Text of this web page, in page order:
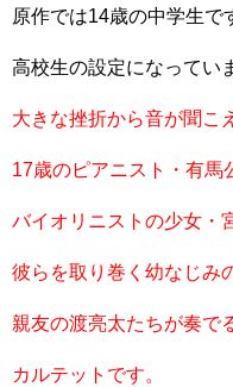
原作では14歳の中学生で
高校生の設定になってい
大きな挫折から音が聞こ
17歳のピアニスト・有馬
バイオリニストの少女・
彼らを取り巻く幼なじみ
親友の渡亮太たちが奏で
カルテットです。